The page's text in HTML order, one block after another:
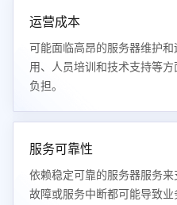
运营成本
可能面临高昂的服务器维护
用、人员培训和技术支持等
负担。
服务可靠性
依赖稳定可靠的服务器服务
故障或服务中断都可能导致